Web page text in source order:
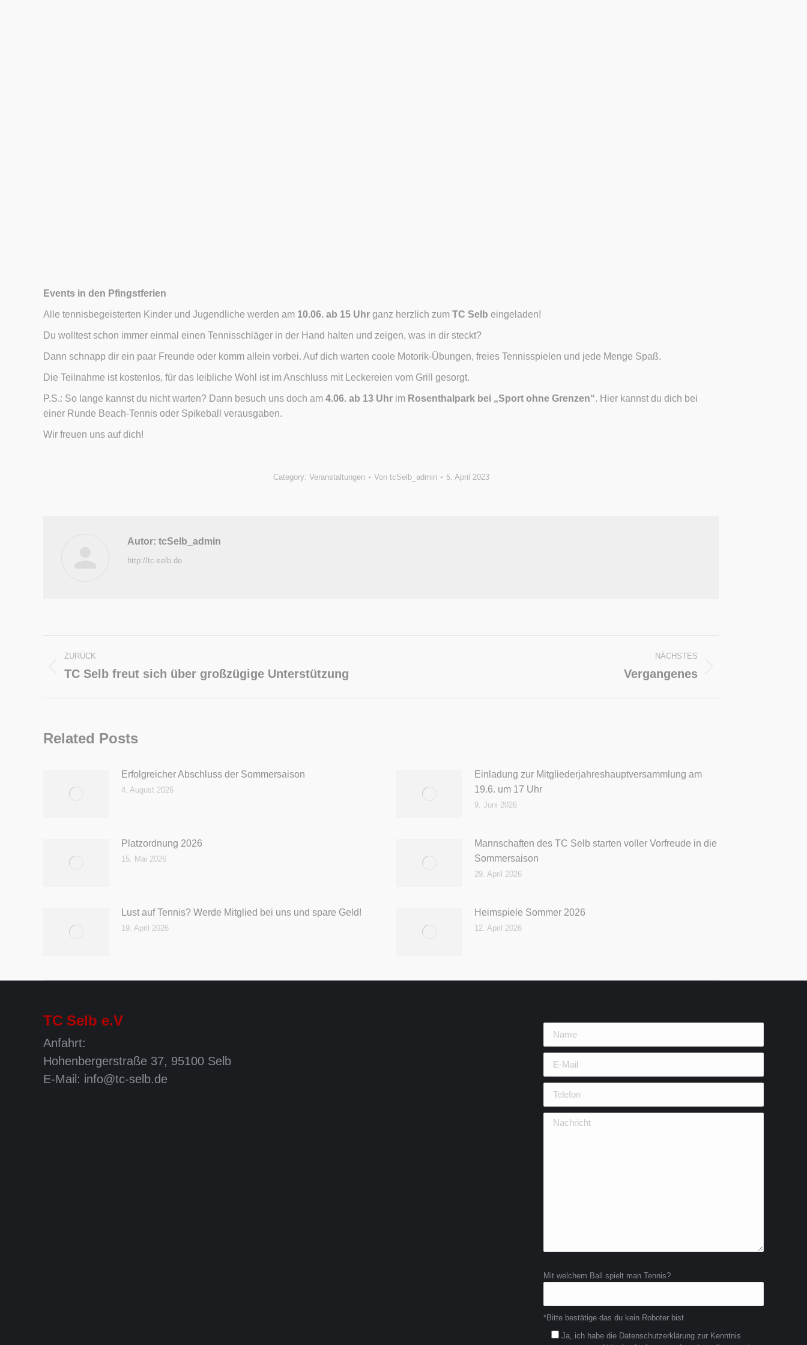
Events in den Pfingstferien
Alle tennisbegeisterten Kinder und Jugendliche werden am 10.06. ab 15 Uhr ganz herzlich zum TC Selb eingeladen!
Du wolltest schon immer einmal einen Tennisschläger in der Hand halten und zeigen, was in dir steckt?
Dann schnapp dir ein paar Freunde oder komm allein vorbei. Auf dich warten coole Motorik-Übungen, freies Tennisspielen und jede Menge Spaß.
Die Teilnahme ist kostenlos, für das leibliche Wohl ist im Anschluss mit Leckereien vom Grill gesorgt.
P.S.: So lange kannst du nicht warten? Dann besuch uns doch am 4.06. ab 13 Uhr im Rosenthalpark bei „Sport ohne Grenzen“. Hier kannst du dich bei
einer Runde Beach-Tennis oder Spikeball verausgaben.
Wir freuen uns auf dich!
Category: Veranstaltungen Von tcSelb_admin 5. April 2023
Autor: tcSelb_admin
http://tc-selb.de
Kommentarnavigation
ZURÜCK
Vorheriger
TC Selb freut sich über großzügige Unterstützung
NÄCHSTES
Vergangenes
Related Posts
Erfolgreicher Abschluss der Sommersaison
4. August 2026
Einladung zur Mitgliederjahreshauptversammlung am
19.6. um 17 Uhr
9. Juni 2026
Platzordnung 2026
15. Mai 2026
Mannschaften des TC Selb starten voller Vorfreude in die
Sommersaison
29. April 2026
Lust auf Tennis? Werde Mitglied bei uns und spare Geld!
19. April 2026
Heimspiele Sommer 2026
12. April 2026
TC Selb e.V
Anfahrt:
Hohenbergerstraße 37, 95100 Selb
E-Mail: info@tc-selb.de
Mit welchem Ball spielt man Tennis?
*Bitte bestätige das du kein Roboter bist
Ja, ich habe die Datenschutzerklärung zur Kenntnis